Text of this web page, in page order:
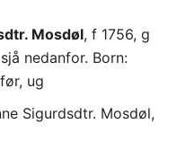
Mosdøl, f 1756, g
nedanfor. Born:
ug
Sigurdsdtr. Mosdøl,